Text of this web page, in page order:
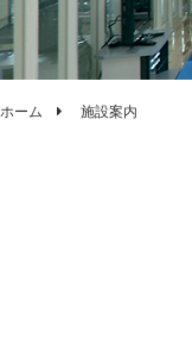
ホーム 施設案内